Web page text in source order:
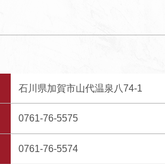
石川県加賀市山代温泉八74-1
0761-76-5575
0761-76-5574